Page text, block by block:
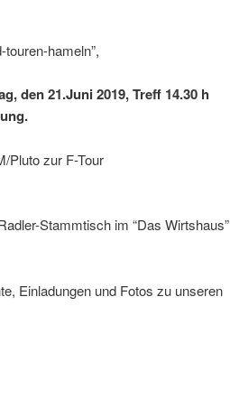
hameln”,
den 21.Juni 2019, Treff 14.30 h
Pluto zur F-Tour
Stammtisch im “Das Wirtshaus”
Einladungen und Fotos zu unseren